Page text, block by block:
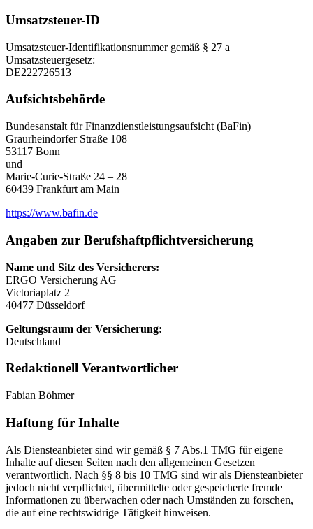
Umsatzsteuer-ID
Umsatzsteuer-Identifikationsnummer gemäß § 27 a
Umsatzsteuergesetz:
DE222726513
Aufsichtsbehörde
Bundesanstalt für Finanzdienstleistungsaufsicht (BaFin)
Graurheindorfer Straße 108
53117 Bonn
und
Marie-Curie-Straße 24 – 28
60439 Frankfurt am Main
https://www.bafin.de
Angaben zur Berufshaftpflichtversicherung
Name und Sitz des Versicherers:
ERGO Versicherung AG
Victoriaplatz 2
40477 Düsseldorf
Geltungsraum der Versicherung:
Deutschland
Redaktionell Verantwortlicher
Fabian Böhmer
Haftung für Inhalte
Als Diensteanbieter sind wir gemäß § 7 Abs.1 TMG für eigene
Inhalte auf diesen Seiten nach den allgemeinen Gesetzen
verantwortlich. Nach §§ 8 bis 10 TMG sind wir als Diensteanbieter
jedoch nicht verpflichtet, übermittelte oder gespeicherte fremde
Informationen zu überwachen oder nach Umständen zu forschen,
die auf eine rechtswidrige Tätigkeit hinweisen.